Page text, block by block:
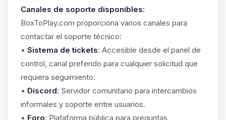
Canales de soporte disponibles:
BoxToPlay.com proporciona varios canales para
contactar el soporte técnico:
• Sistema de tickets: Accesible desde el panel de
control, canal preferido para cualquier solicitud que
requiera seguimiento.
• Discord: Servidor comunitario para intercambios
informales y soporte entre usuarios.
• Foro: Plataforma pública para preguntas